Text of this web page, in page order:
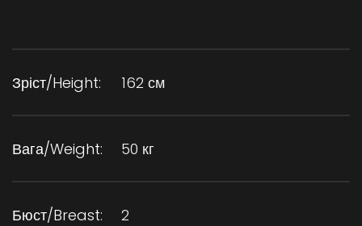
Зріст/Height: 162 см
Вага/Weight: 50 кг
Бюст/Breast: 2